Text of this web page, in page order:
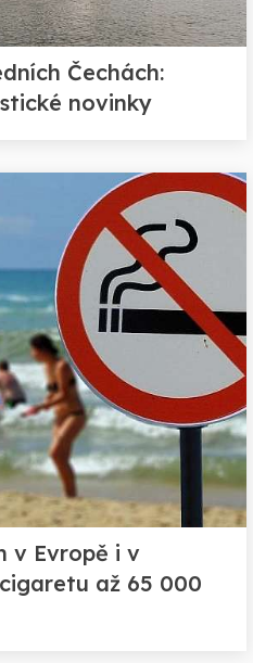
Čechách:
novinky
v Evropě i v
až 65 000